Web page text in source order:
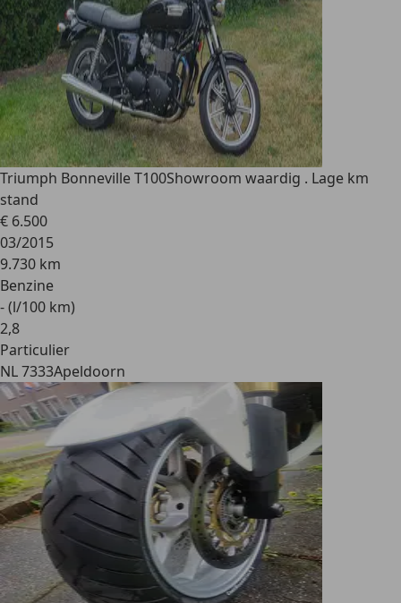
Triumph Bonneville T100Showroom waardig . Lage km
stand
€ 6.500
03/2015
9.730 km
Benzine
- (l/100 km)
2,8
Particulier
NL 7333Apeldoorn